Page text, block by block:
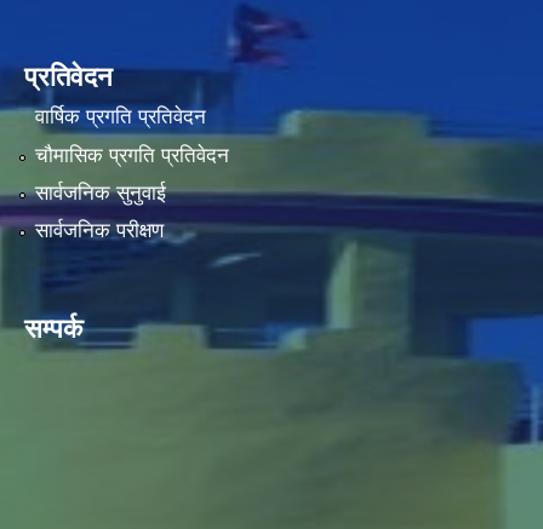
प्रतिवेदन
वार्षिक प्रगति प्रतिवेदन
चौमासिक प्रगति प्रतिवेदन
सार्वजनिक सुनुवाई
सार्वजनिक परीक्षण
सम्पर्क